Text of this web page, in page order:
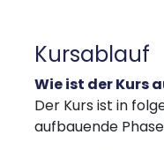
Kursablauf
Wie ist der Kurs
Der Kurs ist in
aufbauende